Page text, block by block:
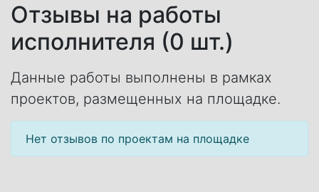
Отзывы на работы
исполнителя (0 шт.)
Данные работы выполнены в рамках
проектов, размещенных на площадке.
Нет отзывов по проектам на площадке